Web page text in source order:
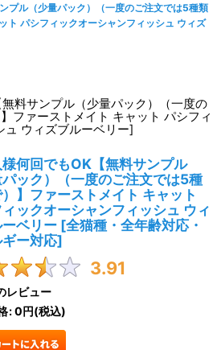
プル（少量パック）（一度のご注文では5種類
ト パシフィックオーシャンフィッシュ ウィズ
料サンプル（少量パック）（一度の
ファーストメイト キャット パシフィ
ュ ウィズブルーベリー]
何回でもOK【無料サンプル
パック）（一度のご注文では5種
】ファーストメイト キャット
ックオーシャンフィッシュ ウィ
ベリー [全猫種・全年齢対応・
ー対応]
3.91
レビュー
:0円(税込)